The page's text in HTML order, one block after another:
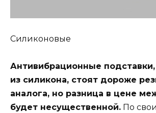
Силиконовые
Антивибрационные
из силикона, стоят дороже
аналога, но разница в цене
будет несущественной. По свои